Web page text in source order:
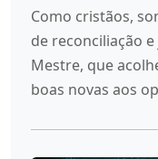
Como cristãos,
de reconciliação
Mestre, que
boas novas aos